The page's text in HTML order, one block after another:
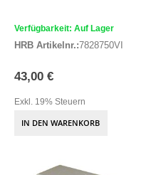
Verfügbarkeit: Auf Lager
HRB Artikelnr.:7828750VI
43,00 €
Exkl. 19% Steuern
IN DEN WARENKORB